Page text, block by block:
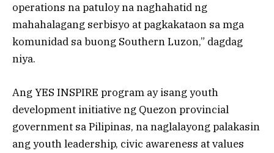
operations na patuloy na naghahatid ng
mahahalagang serbisyo at pagkakataon sa mga
komunidad sa buong Southern Luzon,” dagdag
niya.
Ang YES INSPIRE program ay isang youth
development initiative ng Quezon provincial
government sa Pilipinas, na naglalayong palakasin
ang youth leadership, civic awareness at values ​​